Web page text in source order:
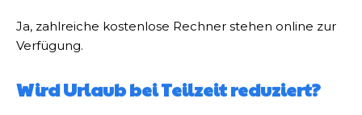
Ja, zahlreiche kostenlose Rechner stehen online zur
Verfügung.
Wird Urlaub bei Teilzeit reduziert?